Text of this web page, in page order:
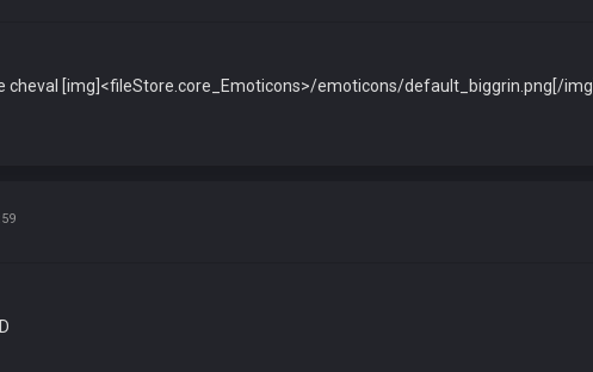
cheval [img]<fileStore.core_Emoticons>/emoticons/default_biggrin.png[/img]